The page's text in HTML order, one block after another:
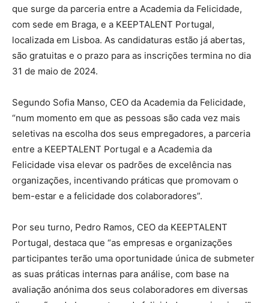
que surge da parceria entre a Academia da Felicidade,
com sede em Braga, e a KEEPTALENT Portugal,
localizada em Lisboa. As candidaturas estão já abertas,
são gratuitas e o prazo para as inscrições termina no dia
31 de maio de 2024.
Segundo Sofia Manso, CEO da Academia da Felicidade,
“num momento em que as pessoas são cada vez mais
seletivas na escolha dos seus empregadores, a parceria
entre a KEEPTALENT Portugal e a Academia da
Felicidade visa elevar os padrões de excelência nas
organizações, incentivando práticas que promovam o
bem-estar e a felicidade dos colaboradores”.
Por seu turno, Pedro Ramos, CEO da KEEPTALENT
Portugal, destaca que “as empresas e organizações
participantes terão uma oportunidade única de submeter
as suas práticas internas para análise, com base na
avaliação anónima dos seus colaboradores em diversas